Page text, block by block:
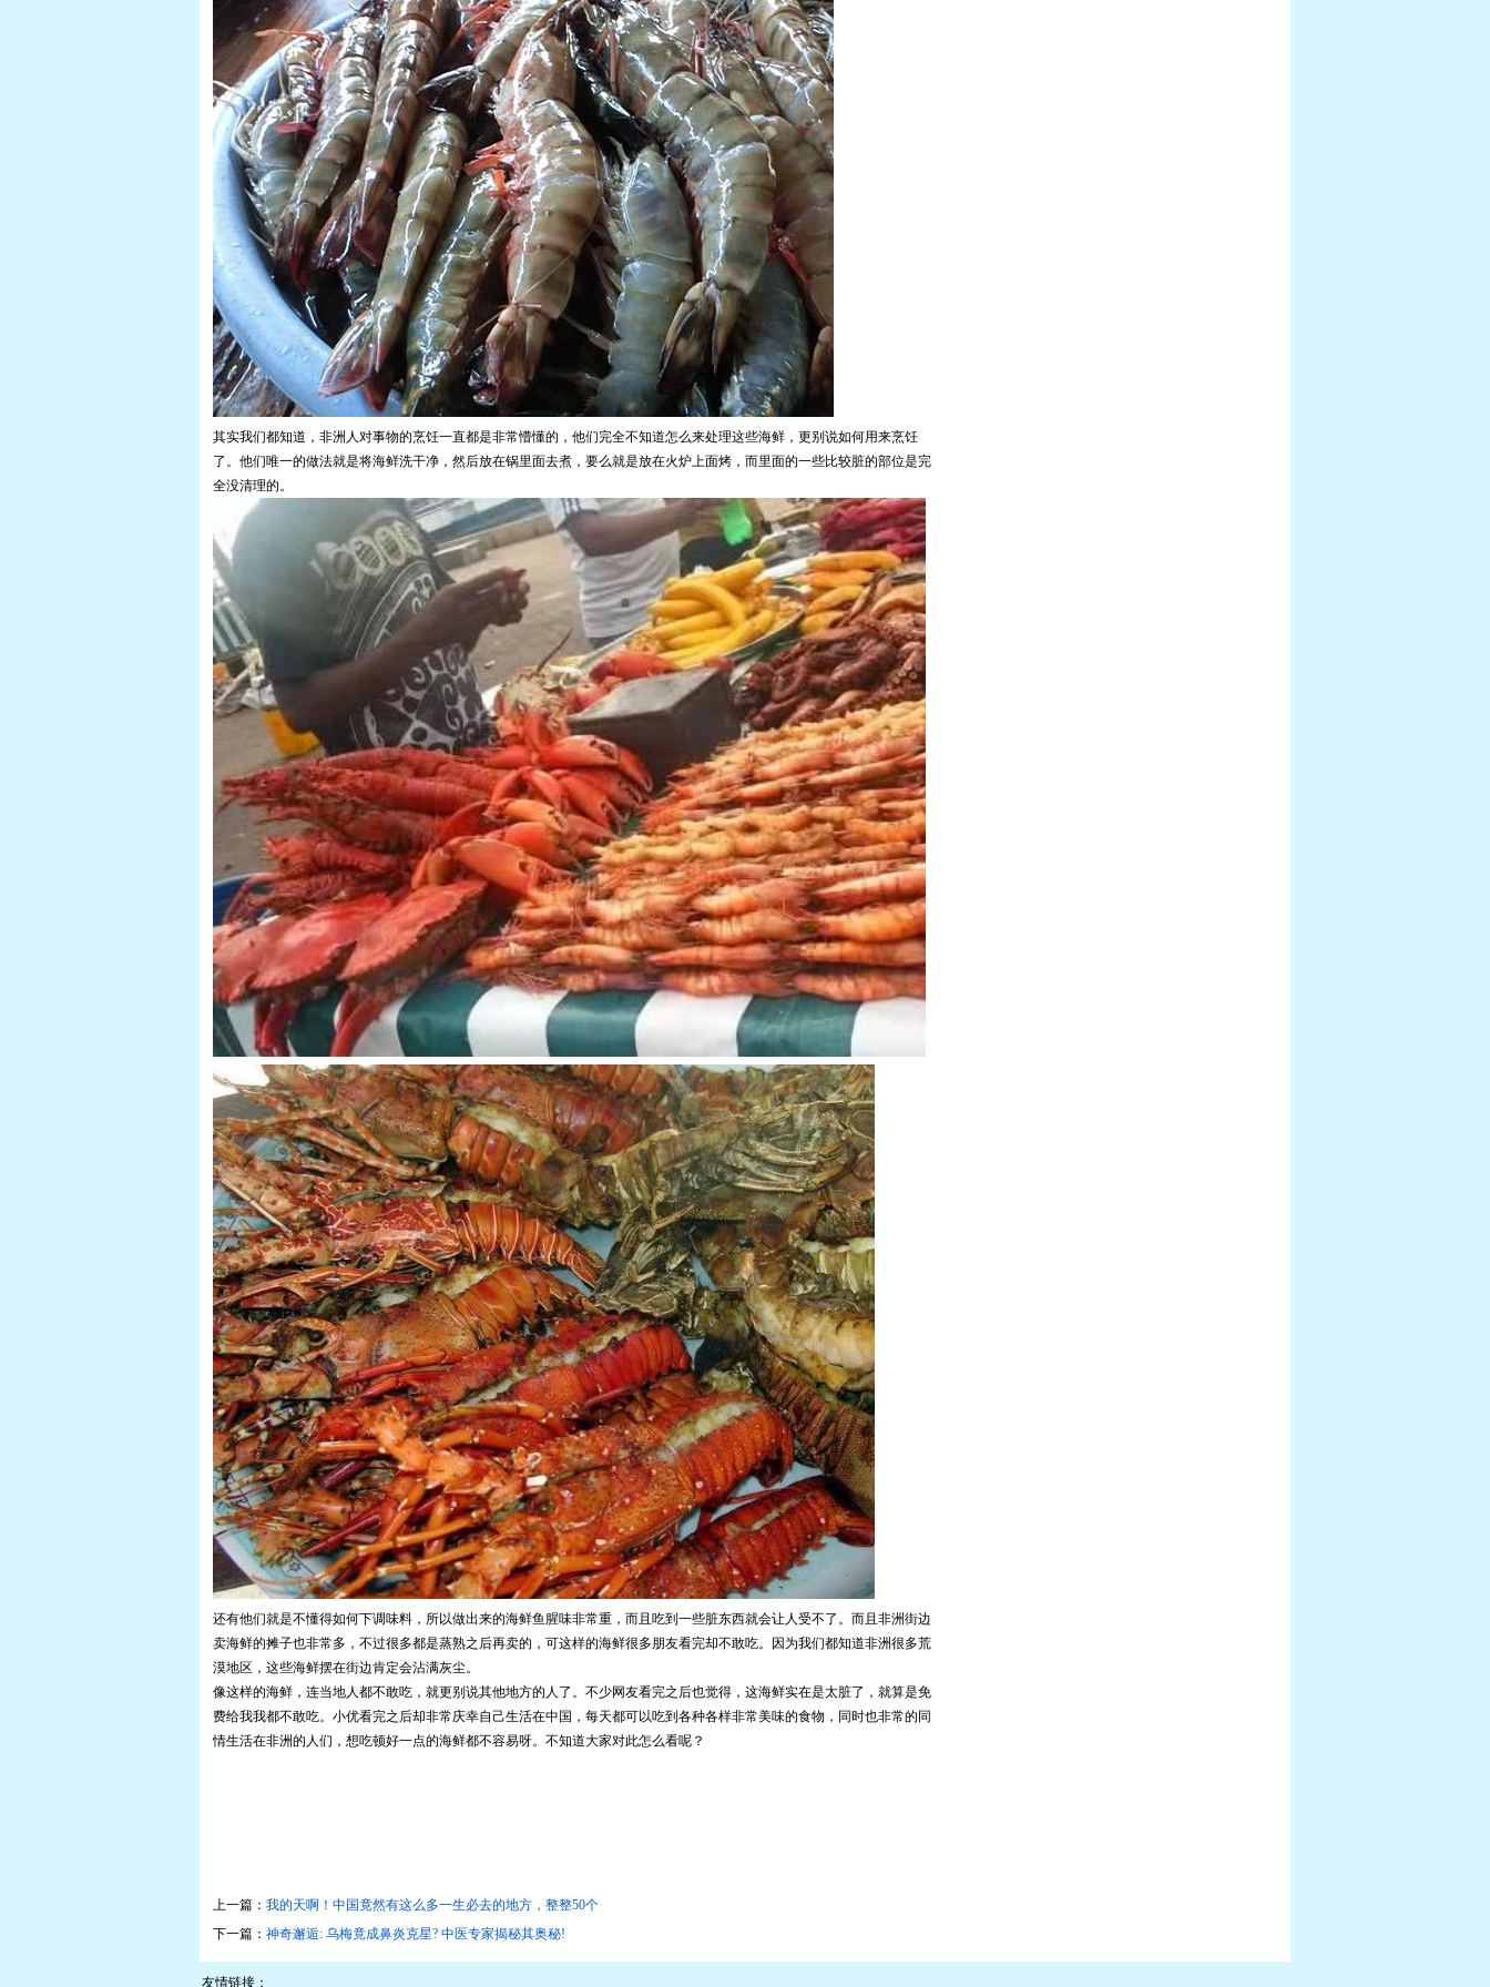
其实我们都知道，非洲人对事物的烹饪一直都是非常懵懂的，他们完全不知道怎么来处理这些海鲜，更别说如何用来烹饪
了。他们唯一的做法就是将海鲜洗干净，然后放在锅里面去煮，要么就是放在火炉上面烤，而里面的一些比较脏的部位是完
全没清理的。
还有他们就是不懂得如何下调味料，所以做出来的海鲜鱼腥味非常重，而且吃到一些脏东西就会让人受不了。而且非洲街边
卖海鲜的摊子也非常多，不过很多都是蒸熟之后再卖的，可这样的海鲜很多朋友看完却不敢吃。因为我们都知道非洲很多荒
漠地区，这些海鲜摆在街边肯定会沾满灰尘。
像这样的海鲜，连当地人都不敢吃，就更别说其他地方的人了。不少网友看完之后也觉得，这海鲜实在是太脏了，就算是免
费给我我都不敢吃。小优看完之后却非常庆幸自己生活在中国，每天都可以吃到各种各样非常美味的食物，同时也非常的同
情生活在非洲的人们，想吃顿好一点的海鲜都不容易呀。不知道大家对此怎么看呢？
上一篇： 我的天啊！中国竟然有这么多一生必去的地方，整整50个
下一篇： 神奇邂逅: 乌梅竟成鼻炎克星? 中医专家揭秘其奥秘!
友情链接：